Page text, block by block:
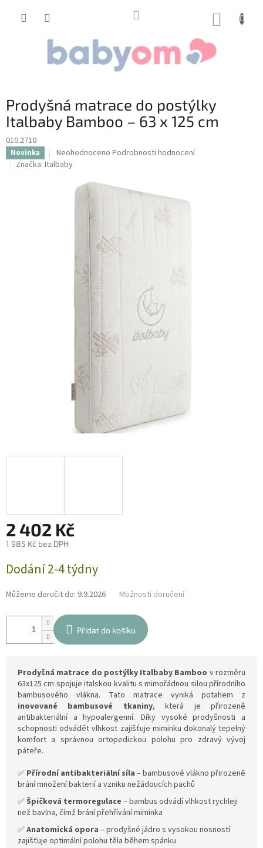
Prodyšná matrace do postýlky
Italbaby Bamboo – 63 x 125 cm
010.2710
Novinka
Průměrné
hodnocení
Neohodnoceno Podrobnosti hodnocení
Značka: Italbaby
2 402 Kč
1 985 Kč bez DPH
cena:
Dodání 2-4 týdny
Můžeme doručit do: 9.9.2026 Možnosti doručení
Přidat do košíku
Prodyšná matrace do postýlky Italbaby Bamboo v rozměru
63x125 cm spojuje italskou kvalitu s mimořádnou silou přírodního
bambusového vlákna. Tato matrace vyniká potahem z
inovované bambusové tkaniny, která je přirozeně
antibakteriální a hypoalergenní. Díky vysoké prodyšnosti a
schopnosti odvádět vlhkost zajišťuje miminku dokonalý tepelný
komfort a správnou ortopedickou polohu pro zdravý vývoj
páteře.
✅ Přírodní antibakteriální síla – bambusové vlákno přirozeně
brání množení bakterií a vzniku nežádoucích pachů
✅ Špičková termoregulace – bambus odvádí vlhkost rychleji
než bavlna, čímž brání přehřívání miminka
✅Anatomická opora – prodyšné jádro s vysokou nosností
zajišťuje optimální polohu těla během spánku